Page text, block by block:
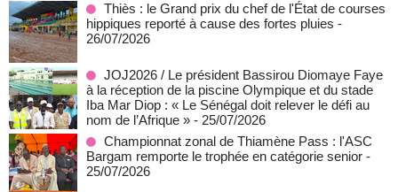
Thiès : le Grand prix du chef de l'État de courses
hippiques reporté à cause des fortes pluies -
26/07/2026
JOJ2026 / Le président Bassirou Diomaye Faye
à la réception de la piscine Olympique et du stade
Iba Mar Diop : « Le Sénégal doit relever le défi au
nom de l’Afrique » - 25/07/2026
Championnat zonal de Thiamène Pass : l'ASC
Bargam remporte le trophée en catégorie senior -
25/07/2026